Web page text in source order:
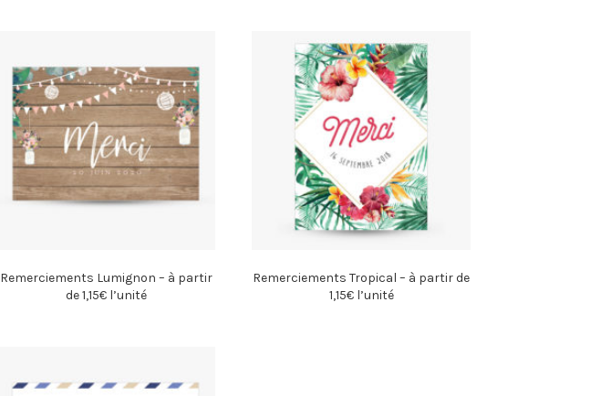
Remerciements Lumignon – à partir
de 1,15€ l’unité
Remerciements Tropical – à partir de
1,15€ l’unité